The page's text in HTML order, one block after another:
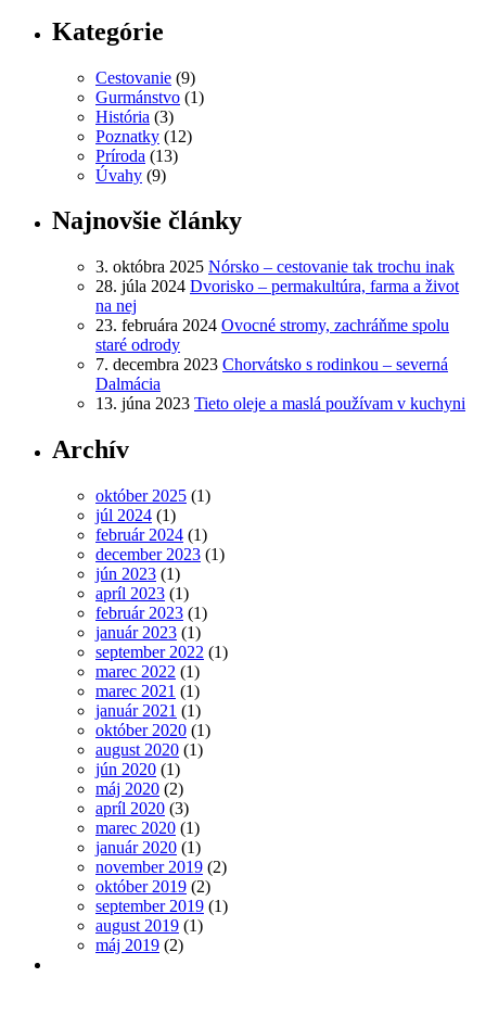
Kategórie
Cestovanie (9)
Gurmánstvo (1)
História (3)
Poznatky (12)
Príroda (13)
Úvahy (9)
Najnovšie články
3. októbra 2025 Nórsko – cestovanie tak trochu inak
28. júla 2024 Dvorisko – permakultúra, farma a život
na nej
23. februára 2024 Ovocné stromy, zachráňme spolu
staré odrody
7. decembra 2023 Chorvátsko s rodinkou – severná
Dalmácia
13. júna 2023 Tieto oleje a maslá používam v kuchyni
Archív
október 2025 (1)
júl 2024 (1)
február 2024 (1)
december 2023 (1)
jún 2023 (1)
apríl 2023 (1)
február 2023 (1)
január 2023 (1)
september 2022 (1)
marec 2022 (1)
marec 2021 (1)
január 2021 (1)
október 2020 (1)
august 2020 (1)
jún 2020 (1)
máj 2020 (2)
apríl 2020 (3)
marec 2020 (1)
január 2020 (1)
november 2019 (2)
október 2019 (2)
september 2019 (1)
august 2019 (1)
máj 2019 (2)